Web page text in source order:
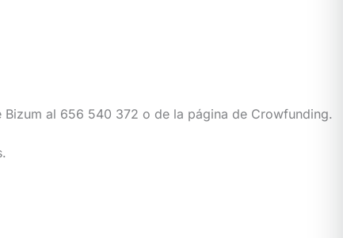
al 656 540 372 o de la página de Crowfunding.